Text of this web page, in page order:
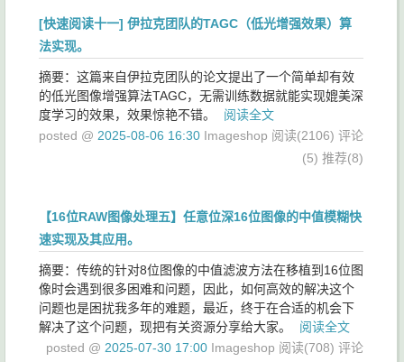
[快速阅读十一] 伊拉克团队的TAGC（低光增强效果）算
法实现。
摘要：这篇来自伊拉克团队的论文提出了一个简单却有效
的低光图像增强算法TAGC，无需训练数据就能实现媲美深
度学习的效果，效果惊艳不错。
阅读全文
posted @ 2025-08-06 16:30 Imageshop 阅读(2106) 评论
(5) 推荐(8)
【16位RAW图像处理五】任意位深16位图像的中值模糊快
速实现及其应用。
摘要：传统的针对8位图像的中值滤波方法在移植到16位图
像时会遇到很多困难和问题，因此，如何高效的解决这个
问题也是困扰我多年的难题，最近，终于在合适的机会下
解决了这个问题，现把有关资源分享给大家。
阅读全文
posted @ 2025-07-30 17:00 Imageshop 阅读(708) 评论